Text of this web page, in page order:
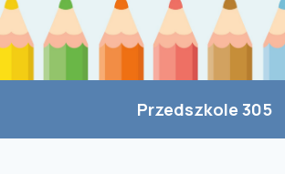
Przedszkole 305